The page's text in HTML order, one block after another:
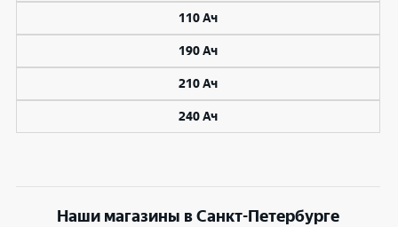
110 Ач
190 Ач
210 Ач
240 Ач
Наши магазины в Санкт-Петербурге